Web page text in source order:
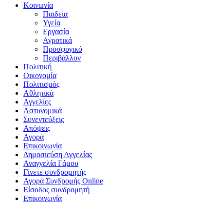
Κοινωνία
Παιδεία
Υγεία
Εργασία
Αγροτικά
Προσφυγικό
Περιβάλλον
Πολιτική
Οικονομία
Πολιτισμός
Αθλητικά
Αγγελίες
Αστυνομικά
Συνεντεύξεις
Απόψεις
Αγορά
Επικοινωνία
Δημοσιεύση Αγγελίας
Αναγγελία Γάμου
Γίνετε συνδρομητής
Αγορά Συνδρομής Online
Είσοδος συνδρομητή
Επικοινωνία